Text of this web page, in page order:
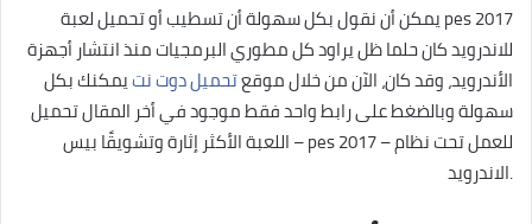
يمكن أن نقول بكل سهولة أن تسطيب أو تحميل لعبة pes 2017
للاندرويد كان حلما ظل يراود كل مطوري البرمجيات منذ انتشار أجهزة
الأندرويد، وقد كان، الآن من خلال موقعتحميل دوت نتيمكنك بكل
سهولة وبالضغط على رابط واحد فقط موجود في أخر المقال تحميل
اللعبة الأكثر إثارة وتشويقًا بيس – pes 2017 – للعمل تحت نظام
الاندرويد.